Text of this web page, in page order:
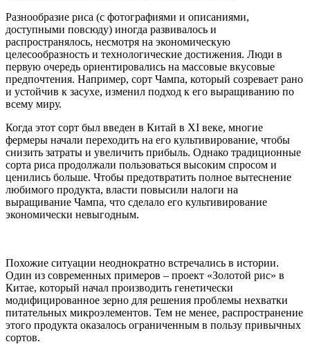
Разнообразие риса (с фотографиями и описаниями,
доступными повсюду) иногда развивалось и
распространялось, несмотря на экономическую
целесообразность и технологические достижения. Люди в
первую очередь ориентировались на массовые вкусовые
предпочтения. Например, сорт Чампа, который созревает рано
и устойчив к засухе, изменил подход к его выращиванию по
всему миру.
Когда этот сорт был введен в Китай в XI веке, многие
фермеры начали переходить на его культивирование, чтобы
снизить затраты и увеличить прибыль. Однако традиционные
сорта риса продолжали пользоваться высоким спросом и
ценились больше. Чтобы предотвратить полное вытеснение
любимого продукта, власти повысили налоги на
выращивание Чампа, что сделало его культивирование
экономически невыгодным.
Похожие ситуации неоднократно встречались в истории.
Один из современных примеров – проект «Золотой рис» в
Китае, который начал производить генетически
модифицированное зерно для решения проблемы нехватки
питательных микроэлементов. Тем не менее, распространение
этого продукта оказалось ограниченным в пользу привычных
сортов.